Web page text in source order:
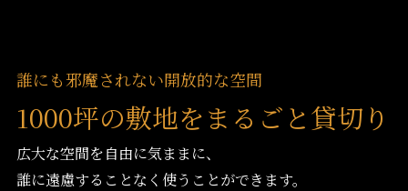
誰にも邪魔されない開放的な空間
1000坪の敷地をまるごと貸切り
広大な空間を自由に気ままに、
誰に遠慮することなく使うことができます。